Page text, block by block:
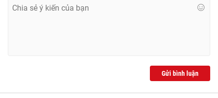
Gửi bình luận